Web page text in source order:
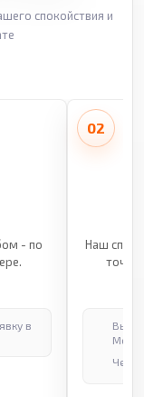
спокойствия и
- по
в
02
Наш